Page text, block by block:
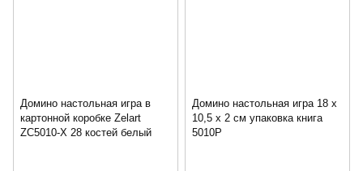
Домино настольная игра в
картонной коробке Zelart
ZC5010-X 28 костей белый
Домино настольная игра 18 х
10,5 х 2 см упаковка книга
5010P